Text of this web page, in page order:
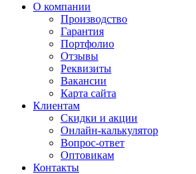
О компании
Производство
Гарантия
Портфолио
Отзывы
Реквизиты
Вакансии
Карта сайта
Клиентам
Скидки и акции
Онлайн-калькулятор
Вопрос-ответ
Оптовикам
Контакты